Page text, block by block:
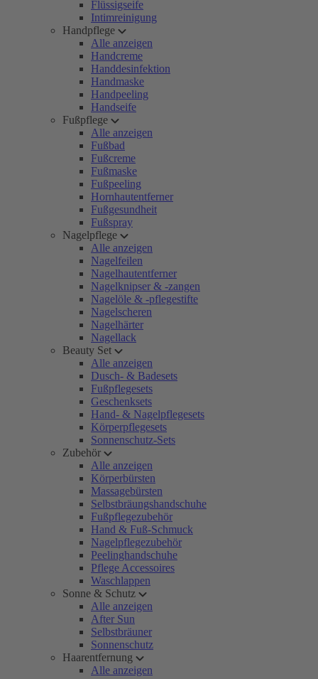
Flüssigseife
Intimreinigung
Handpflege
Alle anzeigen
Handcreme
Handdesinfektion
Handmaske
Handpeeling
Handseife
Fußpflege
Alle anzeigen
Fußbad
Fußcreme
Fußmaske
Fußpeeling
Hornhautentferner
Fußgesundheit
Fußspray
Nagelpflege
Alle anzeigen
Nagelfeilen
Nagelhautentferner
Nagelknipser & -zangen
Nagelöle & -pflegestifte
Nagelscheren
Nagelhärter
Nagellack
Beauty Set
Alle anzeigen
Dusch- & Badesets
Fußpflegesets
Geschenksets
Hand- & Nagelpflegesets
Körperpflegesets
Sonnenschutz-Sets
Zubehör
Alle anzeigen
Körperbürsten
Massagebürsten
Selbstbräungshandschuhe
Fußpflegezubehör
Hand & Fuß-Schmuck
Nagelpflegezubehör
Peelinghandschuhe
Pflege Accessoires
Waschlappen
Sonne & Schutz
Alle anzeigen
After Sun
Selbstbräuner
Sonnenschutz
Haarentfernung
Alle anzeigen